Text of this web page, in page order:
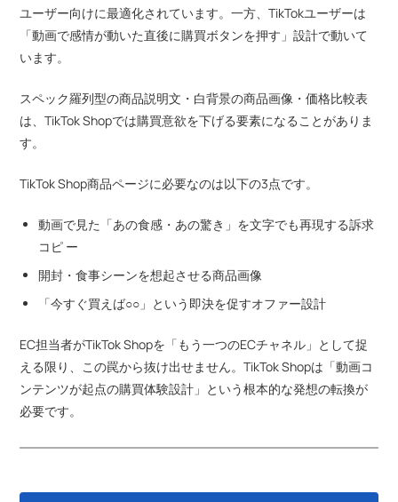
ユーザー向けに最適化されています。一方、TikTokユーザーは
「動画で感情が動いた直後に購買ボタンを押す」設計で動いて
います。
スペック羅列型の商品説明文・白背景の商品画像・価格比較表
は、TikTok Shopでは購買意欲を下げる要素になることがありま
す。
TikTok Shop商品ページに必要なのは以下の3点です。
動画で見た「あの食感・あの驚き」を文字でも再現する訴求
コピ ー
開封・食事シーンを想起させる商品画像
「今すぐ買えば○○」という即決を促すオファー設計
EC担当者がTikTok Shopを「もう一つのECチャネル」として捉
える限り、この罠から抜け出せません。TikTok Shopは「動画コ
ンテンツが起点の購買体験設計」という根本的な発想の転換が
必要です。